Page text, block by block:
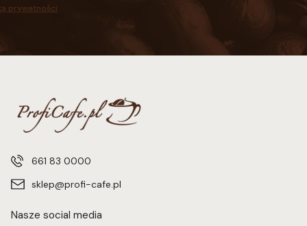
prywatności
661 83 0000
sklep@profi-cafe.pl
Nasze social media